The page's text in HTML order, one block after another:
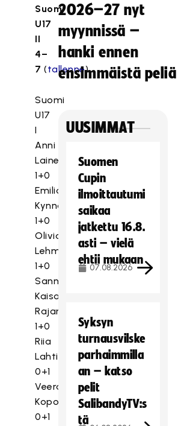
Suomi
U17
II
4–
7 (tallenne)
Suomi
U17
I
Anni
Laine
1+0
Emilia
Kynnäs
1+0
Olivia
Lehmikangas
1+0
Sanna-
Kaisa
Rajamäki
1+0
Riia
Lahtinen
0+1
Veera
Koponen
0+1
2026–27 nyt
myynnissä –
hanki ennen
ensimmäistä peliä
UUSIMMAT
Suomen
Cupin
ilmoittautumi
saikaa
jatkettu 16.8.
asti – vielä
ehtii mukaan
07.08.2026
Syksyn
turnausvilske
parhaimmilla
an – katso
pelit
SalibandyTV:s
tä